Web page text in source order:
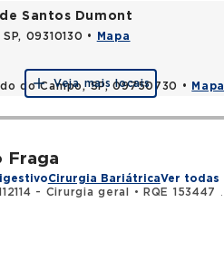
Santos Dumont
09310130 • Mapa
do Campo, SP, 09750730 • Mapa
Veja mais locais
Fraga
Cirurgia BariátricaVer todas
- Cirurgia geral •
RQE 153447 - Cirurgia do aparelho digestivo